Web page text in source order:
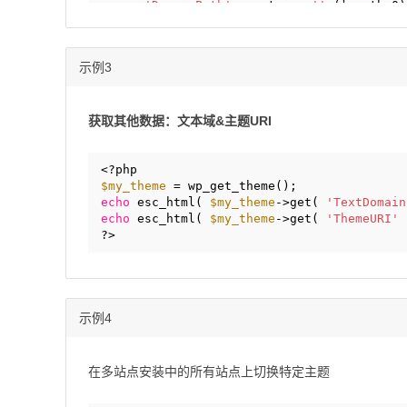
'DomainPath'
=> string ''
(length=0)
private
'theme_root_uri'
示例3
获取其他数据：文本域&主题URI
<?php
$my_theme = wp_get_theme();
echo esc_html( $my_theme ->get(
echo esc_html( $my_theme ->get( 'ThemeURI'
?>
示例4
在多站点安装中的所有站点上切换特定主题